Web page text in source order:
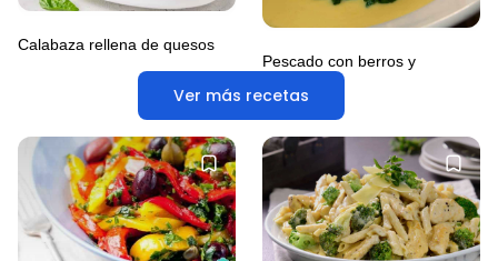
Ver más recetas
Calabaza rellena de quesos
Pescado con berros y